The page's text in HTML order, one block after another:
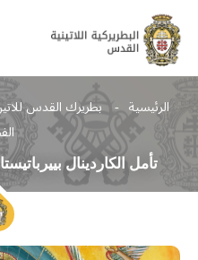
الرئيسية بطريرك القدس
تأمل الكاردينال